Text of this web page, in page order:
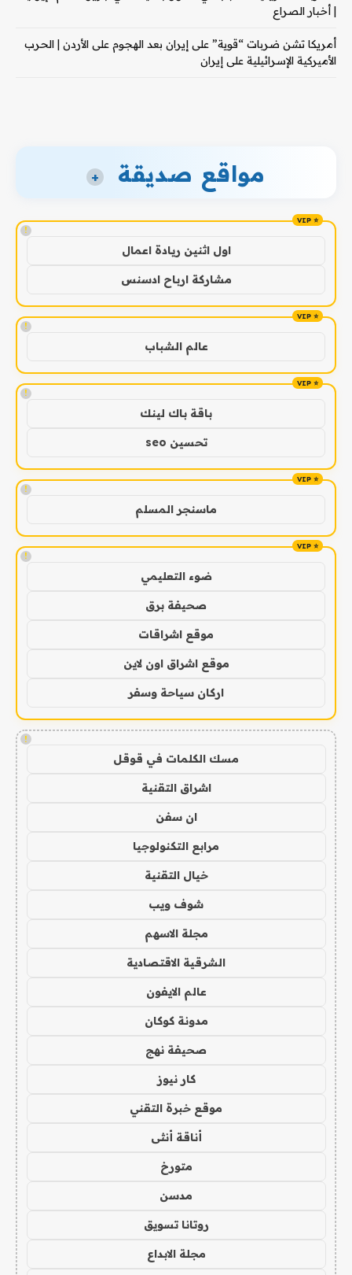
| أخبار الصراع
أمريكا تشن ضربات “قوية” على إيران بعد الهجوم على الأردن | الحرب
الأميركية الإسرائيلية على إيران
مواقع صديقة +
!
اول اثنين ريادة اعمال
مشاركة ارباح ادسنس
!
عالم الشباب
!
باقة باك لينك
تحسين seo
!
ماسنجر المسلم
!
ضوء التعليمي
صحيفة برق
موقع اشراقات
موقع اشراق اون لاين
اركان سياحة وسفر
!
مسك الكلمات في قوقل
اشراق التقنية
ان سفن
مرابع التكنولوجيا
خيال التقنية
شوف ويب
مجلة الاسهم
الشرقية الاقتصادية
عالم الايفون
مدونة كوكان
صحيفة نهج
كار نيوز
موقع خبرة التقني
أناقة أنثى
متورخ
مدسن
روتانا تسويق
مجلة الابداع